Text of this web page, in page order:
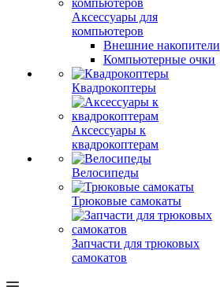
Аксессуары для
компьютеров
Внешние накопители
Компьютерные очки
Квадрокоптеры
Аксессуары к
квадрокоптерам
Велосипеды
Трюковые самокаты
Запчасти для трюковых
самокатов